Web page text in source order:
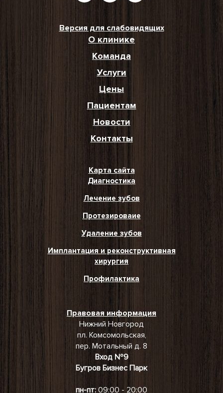
Версия для слабовидящих
О клинике
Команда
Услуги
Цены
Пациентам
Новости
Контакты
Карта сайта
Диагностика
Лечение зубов
Протезироваие
Удаление зубов
Имплантация и реконструктивная
хирургия
Профилактика
Правовая информация
Нижний Новгород
пл. Комсомольская,
пер. Мотальный д. 8
Вход №9
Бугров Бизнес Парк
пн-пт: 09:00 - 20:00